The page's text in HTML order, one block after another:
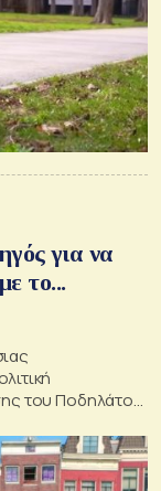
για να
το...
του Ποδηλάτου